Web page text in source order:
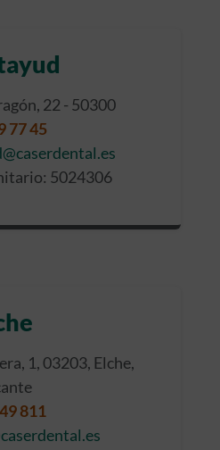
22 - 50300
77 45
5024306
1, 03203, Elche,
811